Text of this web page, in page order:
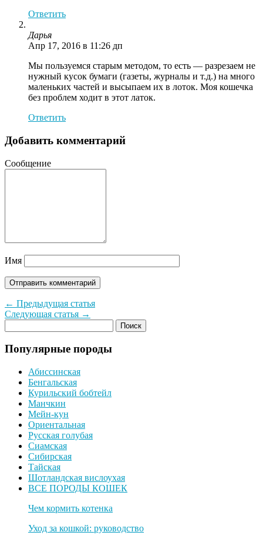
Ответить
Дарья
Апр 17, 2016 в 11:26 дп
Мы пользуемся старым методом, то есть — разрезаем не
нужный кусок бумаги (газеты, журналы и т.д.) на много
маленьких частей и высыпаем их в лоток. Моя кошечка
без проблем ходит в этот латок.
Ответить
Добавить комментарий
Сообщение
Имя
← Предыдущая статья
Следующая статья →
Популярные породы
Абиссинская
Бенгальская
Курильский бобтейл
Манчкин
Мейн-кун
Ориентальная
Русская голубая
Сиамская
Сибирская
Тайская
Шотландская вислоухая
ВСЕ ПОРОДЫ КОШЕК
Чем кормить котенка
Уход за кошкой: руководство